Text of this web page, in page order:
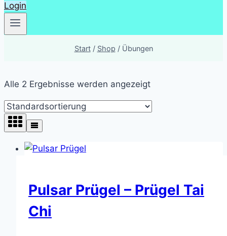
Login
Start / Shop / Übungen
Alle 2 Ergebnisse werden angezeigt
Pulsar Prügel – Prügel Tai
Chi